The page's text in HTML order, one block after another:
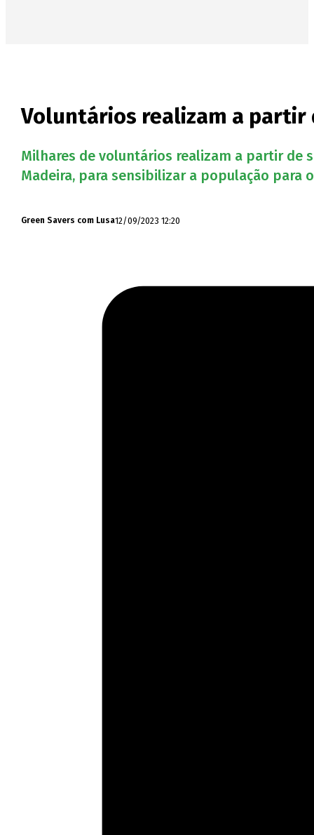
Voluntários realizam a partir
Milhares de voluntários realizam a partir de
Madeira, para sensibilizar a população para
Green Savers com Lusa12/09/2023 12:20